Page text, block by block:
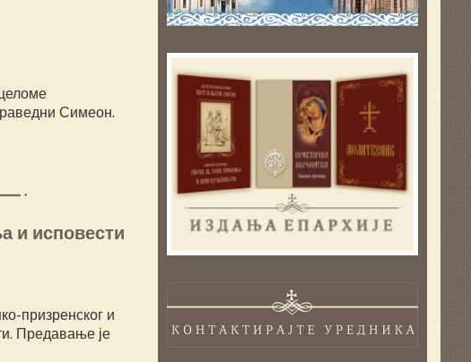
Симеон.
и исповести
призренског и
Предавање је